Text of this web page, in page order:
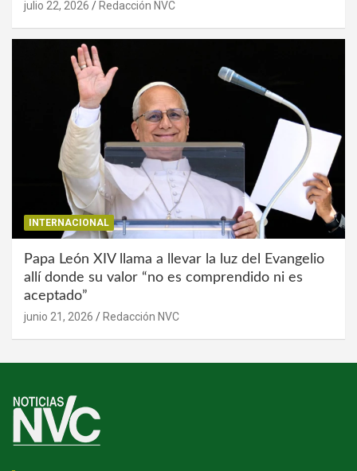
julio 22, 2026 Redacción NVC
INTERNACIONAL
Papa León XIV llama a llevar la luz del Evangelio
allí donde su valor “no es comprendido ni es
aceptado”
junio 21, 2026 Redacción NVC